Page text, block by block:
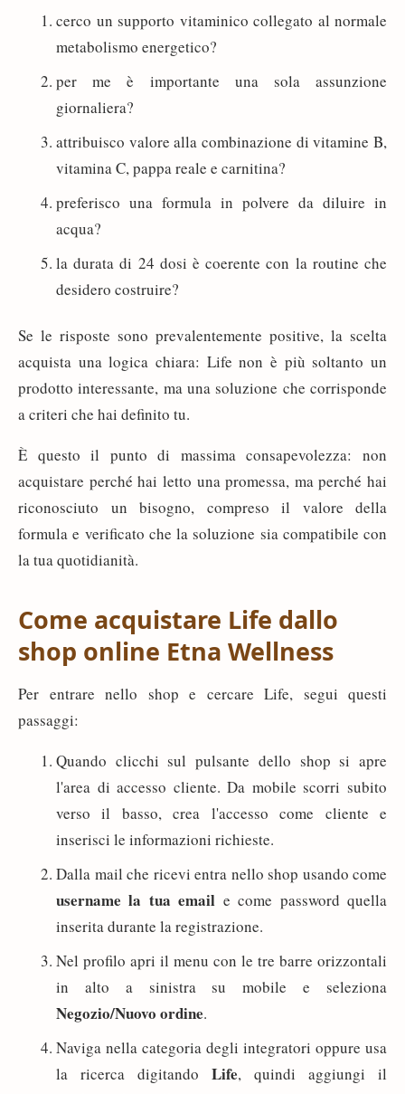
cerco un supporto vitaminico collegato al normale
metabolismo energetico?
per me è importante una sola assunzione
giornaliera?
attribuisco valore alla combinazione di vitamine B,
vitamina C, pappa reale e carnitina?
preferisco una formula in polvere da diluire in
acqua?
la durata di 24 dosi è coerente con la routine che
desidero costruire?
Se le risposte sono prevalentemente positive, la scelta
acquista una logica chiara: Life non è più soltanto un
prodotto interessante, ma una soluzione che corrisponde
a criteri che hai definito tu.
È questo il punto di massima consapevolezza: non
acquistare perché hai letto una promessa, ma perché hai
riconosciuto un bisogno, compreso il valore della
formula e verificato che la soluzione sia compatibile con
la tua quotidianità.
Come acquistare Life dallo
shop online Etna Wellness
Per entrare nello shop e cercare Life, segui questi
passaggi:
Quando clicchi sul pulsante dello shop si apre
l'area di accesso cliente. Da mobile scorri subito
verso il basso, crea l'accesso come cliente e
inserisci le informazioni richieste.
Dalla mail che ricevi entra nello shop usando come
username la tua email e come password quella
inserita durante la registrazione.
Nel profilo apri il menu con le tre barre orizzontali
in alto a sinistra su mobile e seleziona
Negozio/Nuovo ordine.
Naviga nella categoria degli integratori oppure usa
la ricerca digitando Life, quindi aggiungi il